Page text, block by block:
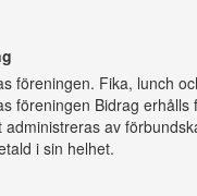
föreningen. Fika, lunch
föreningen Bidrag
administreras av
i sin helhet.